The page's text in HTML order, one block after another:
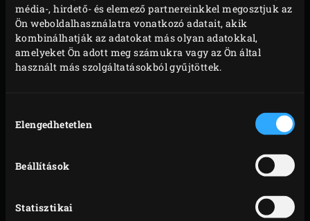
média-, hirdető- és elemező partnereinkkel megosztjuk az
Ön weboldalhasználatra vonatkozó adatait, akik
kombinálhatják az adatokat más olyan adatokkal,
amelyeket Ön adott meg számukra vagy az Ön által
használt más szolgáltatásokból gyűjtöttek.
kiválasztása
Elengedhetetlen
Beállítások
Statisztikai